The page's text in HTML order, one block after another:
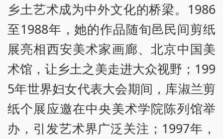
乡土艺术成为中外文化的桥梁。1986
至1988年，她的作品随旬邑民间剪纸
展亮相西安美术家画廊、北京中国美
术馆，让乡土之美走进大众视野；199
5年世界妇女代表大会期间，库淑兰剪
纸个展应邀在中央美术学院陈列馆举
办，引发艺术界广泛关注；1997年，